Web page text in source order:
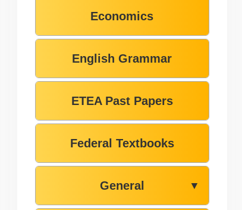
Economics
English Grammar
ETEA Past Papers
Federal Textbooks
General ▼